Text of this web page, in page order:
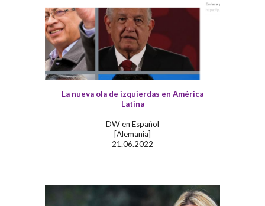
La nueva ola de izquierdas en América
Latina
DW en Español
[Alemania]
21.06.2022